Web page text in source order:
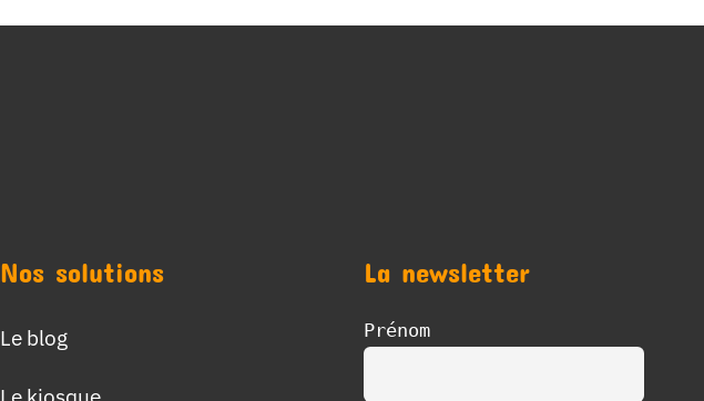
Nos solutions
Le blog
La newsletter
Prénom